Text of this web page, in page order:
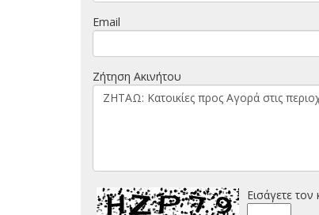
Email
Ζήτηση Ακινήτου
Εισάγετε τον